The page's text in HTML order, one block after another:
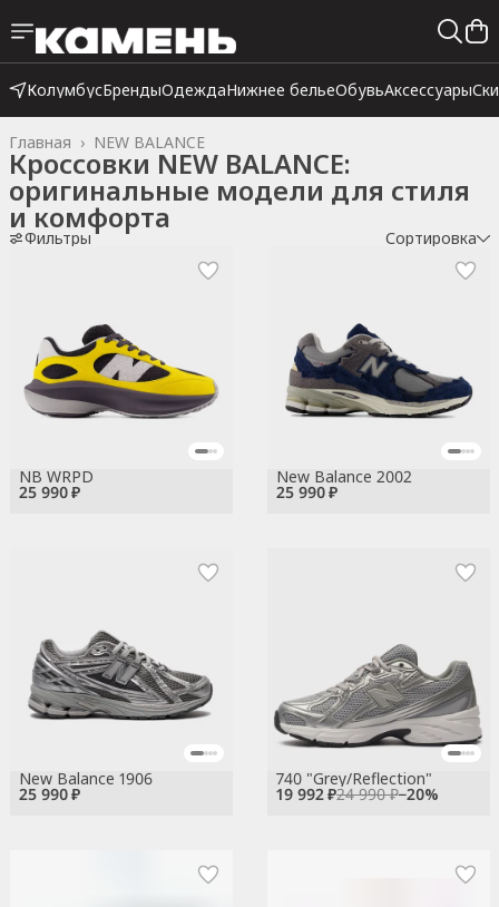
КолумбусБрендыОдеждаНижнее бельеОбувьАксессуары
NEW BALANCE
Главная ›
Кроссовки NEW BALANCE:
оригинальные модели для стиля
и комфорта
Фильтры Сортировка
25 990 ₽
NB WRPD
25 990 ₽
New Balance 2002
25 990 ₽
New Balance 1906
19 992 ₽24 990 ₽−20%
740 "Grey/Reflection"